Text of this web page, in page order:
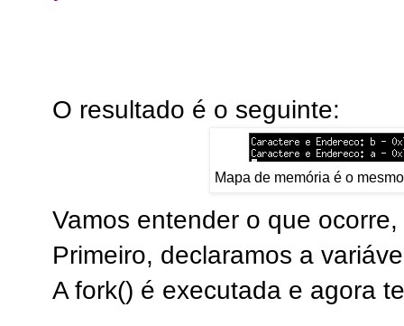
O resultado é o seguinte:
Mapa de memória é o
Vamos entender o que
Primeiro, declaramos a
A fork() é executada e agora